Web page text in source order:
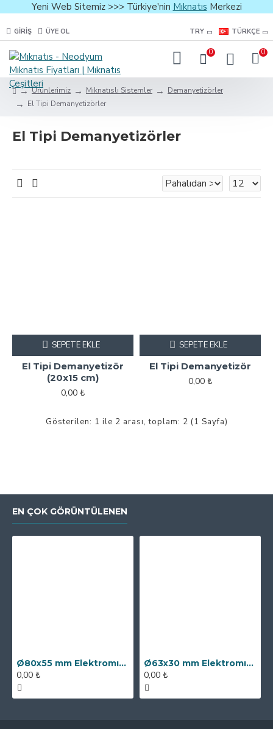
Yeni Web Sitemiz >>> Türkiye'nin Mıknatıs Merkezi
GIRIŞ ÜYE OL TRY TÜRKÇE
0 0
Ürünlerimiz Mıknatıslı Sistemler
Demanyetizörler
El Tipi Demanyetizörler
El Tipi Demanyetizörler
El Tipi Demanyetizör
(20x15 cm)
0,00 ₺
SEPETE EKLE
El Tipi Demanyetizör
0,00 ₺
SEPETE EKLE
Gösterilen: 1 ile 2 arası, toplam: 2 (1 Sayfa)
EN ÇOK GÖRÜNTÜLENEN
Ø80x55 mm Elektromıknatıs - 250 kg Çekim Gücü
0,00 ₺
Ø63x30 mm Elektromıknatıs - 100 kg Çekim Gücü
0,00 ₺